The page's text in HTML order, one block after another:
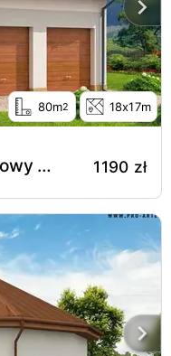
80m2 18x17m
G295 garaż dwustanowiskowy z pomieszczeniem gospodarczym i poddaszem użytkowym 1190 zł